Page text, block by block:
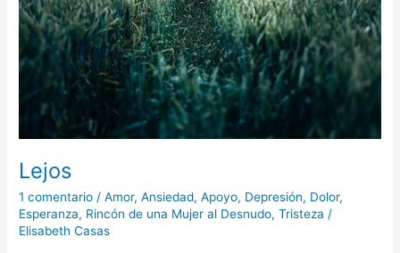
Lejos
1 comentario /Amor,Ansiedad,Apoyo, Depresión, Dolor,
Esperanza, Rincón de una Mujer al Desnudo,Tristeza /
Elisabeth Casas